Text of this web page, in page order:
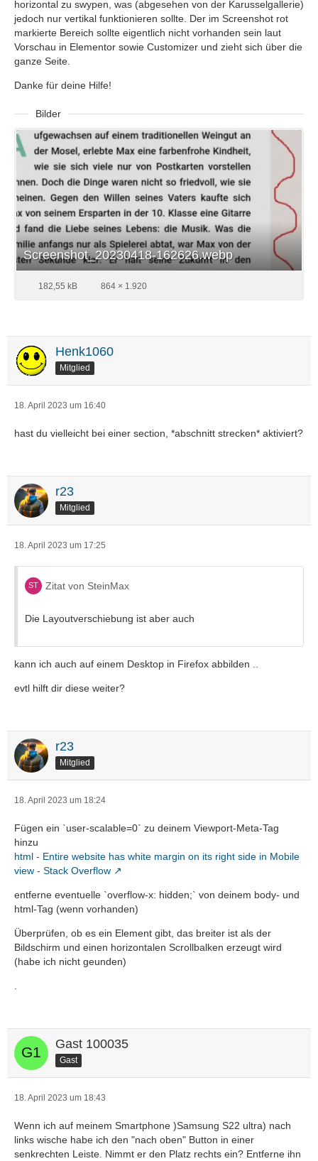
horizontal zu swypen, was (abgesehen von der Karusselgallerie)
jedoch nur vertikal funktionieren sollte. Der im Screenshot rot
markierte Bereich sollte eigentlich nicht vorhanden sein laut
Vorschau in Elementor sowie Customizer und zieht sich über die
ganze Seite.
Danke für deine Hilfe!
Bilder
Screenshot_20230418-162626.webp
182,55 kB 864 × 1.920
Henk1060
Mitglied
18. April 2023 um 16:40
hast du vielleicht bei einer section, *abschnitt strecken* aktiviert?
r23
Mitglied
18. April 2023 um 17:25
Zitat von SteinMax
Die Layoutverschiebung ist aber auch
kann ich auch auf einem Desktop in Firefox abbilden ..
evtl hilft dir diese weiter?
r23
Mitglied
18. April 2023 um 18:24
Fügen ein `user-scalable=0` zu deinem Viewport-Meta-Tag
hinzu
html - Entire website has white margin on its right side in Mobile
view - Stack Overflow
entferne eventuelle `overflow-x: hidden;` von deinem body- und
html-Tag (wenn vorhanden)
Überprüfen, ob es ein Element gibt, das breiter ist als der
Bildschirm und einen horizontalen Scrollbalken erzeugt wird
(habe ich nicht geunden)
.
Gast 100035
Gast
18. April 2023 um 18:43
Wenn ich auf meinem Smartphone )Samsung S22 ultra) nach
links wische habe ich den "nach oben" Button in einer
senkrechten Leiste. Nimmt er den Platz rechts ein? Entferne ihn